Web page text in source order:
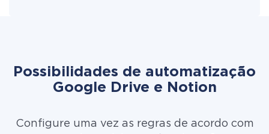
Possibilidades de automatização
Google Drive e Notion
Configure uma vez as regras de acordo com